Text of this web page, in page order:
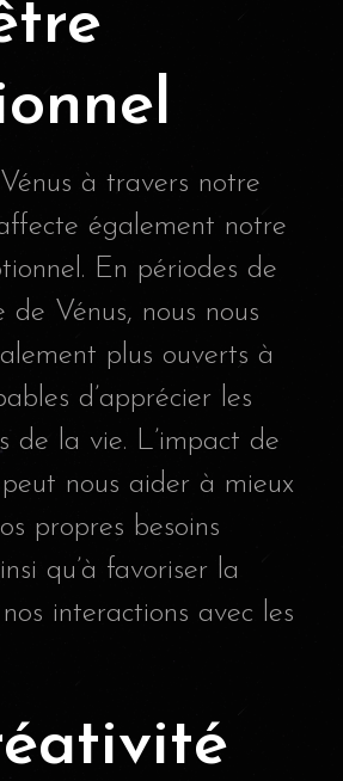
à travers notre
également notre
En périodes de
Vénus, nous nous
plus ouverts à
d’apprécier les
de la vie. L’impact de
nous aider à mieux
propres besoins
qu’à favoriser la
interactions avec les